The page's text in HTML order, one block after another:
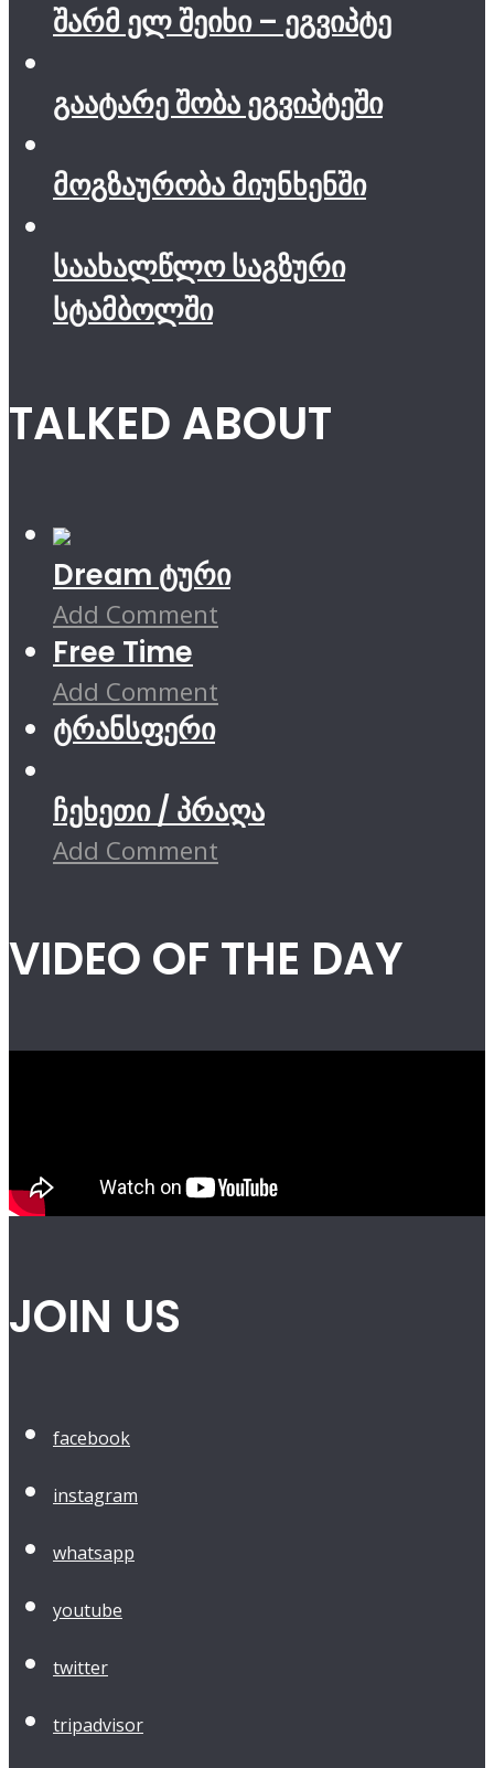
შარმ ელ შეიხი – ეგვიპტე
გაატარე შობა ეგვიპტეში
მოგზაურობა მიუნხენში
საახალწლო საგზური
სტამბოლში
TALKED ABOUT
Dream ტური
Add Comment
Free Time
Add Comment
ტრანსფერი
ჩეხეთი / პრაღა
Add Comment
VIDEO OF THE DAY
JOIN US
facebook
instagram
whatsapp
youtube
twitter
tripadvisor